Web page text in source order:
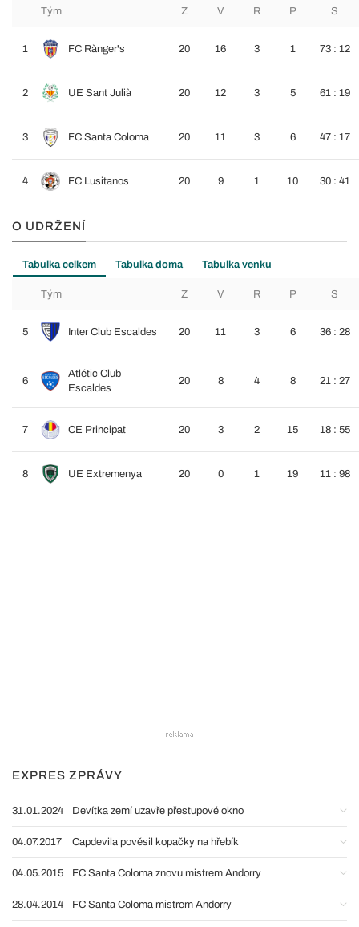
Tým Z V R P S
1 FC Rànger's 20 16 3 1 73 : 12
2 UE Sant Julià 20 12 3 5 61 : 19
3 FC Santa Coloma 20 11 3 6 47 : 17
4 FC Lusitanos 20 9 1 10 30 : 41
O UDRŽENÍ
Tabulka celkem Tabulka doma Tabulka venku
Tým Z V R P S
5 Inter Club Escaldes 20 11 3 6 36 : 28
6
Atlétic Club
Escaldes
20 8 4 8 21 : 27
7 CE Principat 20 3 2 15 18 : 55
8 UE Extremenya 20 0 1 19 11 : 98
EXPRES ZPRÁVY
31.01.2024 Devítka zemí uzavře přestupové okno
04.07.2017 Capdevila pověsil kopačky na hřebík
04.05.2015 FC Santa Coloma znovu mistrem Andorry
28.04.2014 FC Santa Coloma mistrem Andorry